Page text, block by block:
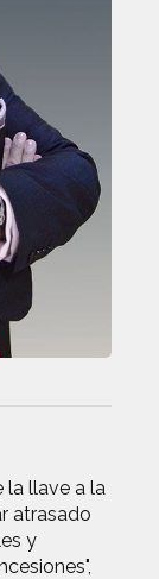
la llave a la
atrasado
y